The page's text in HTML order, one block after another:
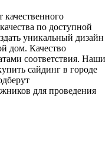
по доступной
уникальный дизайн
дом. Качество
соответствия. Наши
сайдинг в городе
для проведения